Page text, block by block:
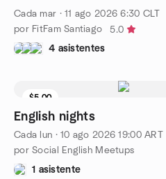
Cada mar ·11 ago 2026 6:30 CLT
por FitFam Santiago
5.0
4 asistentes
$5.00
English nights
Cada lun ·10 ago 2026 19:00 ART
por Social English Meetups
1 asistente